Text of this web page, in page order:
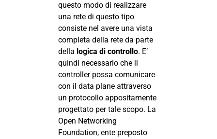
questo modo di realizzare
una rete di questo tipo
consiste nel avere una vista
completa della rete da parte
della logica di controllo. E’
quindi necessario che il
controller possa comunicare
con il data plane attraverso
un protocollo appositamente
progettato per tale scopo. La
Open Networking
Foundation, ente preposto